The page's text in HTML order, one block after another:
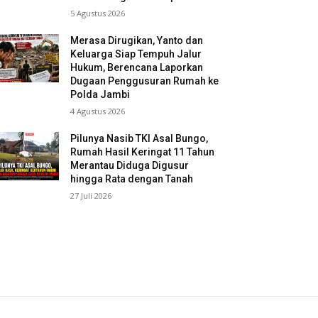
5 Agustus 2026
Merasa Dirugikan, Yanto dan
Keluarga Siap Tempuh Jalur
Hukum, Berencana Laporkan
Dugaan Penggusuran Rumah ke
Polda Jambi
4 Agustus 2026
Pilunya Nasib TKI Asal Bungo,
Rumah Hasil Keringat 11 Tahun
Merantau Diduga Digusur
hingga Rata dengan Tanah
27 Juli 2026